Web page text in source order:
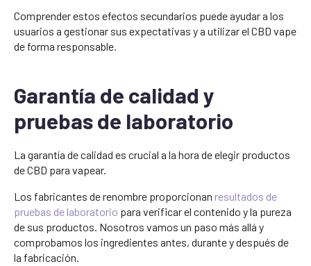
Comprender estos efectos secundarios puede ayudar a los
usuarios a gestionar sus expectativas y a utilizar el CBD vape
de forma responsable.
Garantía de calidad y
pruebas de laboratorio
La garantía de calidad es crucial a la hora de elegir productos
de CBD para vapear.
Los fabricantes de renombre proporcionan resultados de
pruebas de laboratorio para verificar el contenido y la pureza
de sus productos. Nosotros vamos un paso más allá y
comprobamos los ingredientes antes, durante y después de
la fabricación.